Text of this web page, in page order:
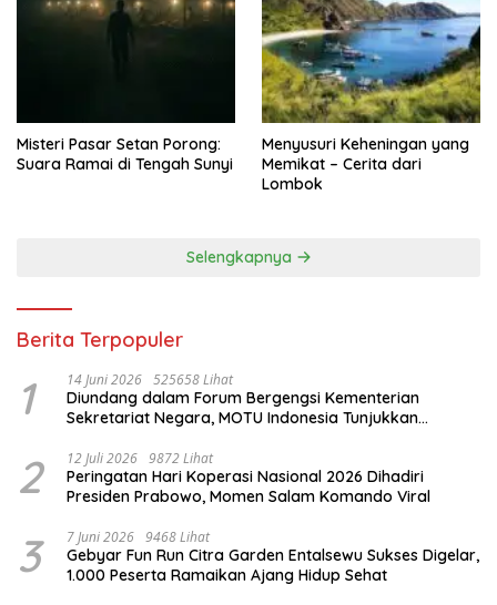
Misteri Pasar Setan Porong:
Suara Ramai di Tengah Sunyi
Menyusuri Keheningan yang
Memikat – Cerita dari
Lombok
Selengkapnya
Berita Terpopuler
1 14 Juni 2026 525658 Lihat
Diundang dalam Forum Bergengsi Kementerian
Sekretariat Negara, MOTU Indonesia Tunjukkan
2 12 Juli 2026 9872 Lihat
Peringatan Hari Koperasi Nasional 2026 Dihadiri
Presiden Prabowo, Momen Salam Komando Viral
3 7 Juni 2026 9468 Lihat
Gebyar Fun Run Citra Garden Entalsewu Sukses Digelar,
1.000 Peserta Ramaikan Ajang Hidup Sehat